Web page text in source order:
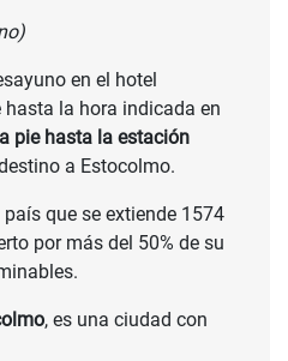
en el hotel
la hora indicada en
a pie hasta la estación
a Estocolmo.
que se extiende 1574
por más del 50% de su
, es una ciudad con